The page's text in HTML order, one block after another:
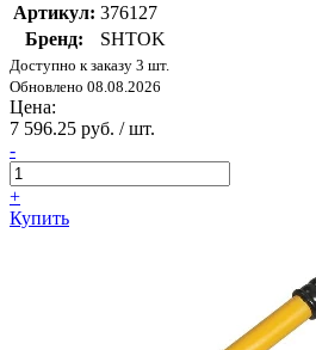
Артикул: 376127
Бренд:
SHTOK
Доступно к заказу 3 шт.
Обновлено 08.08.2026
Цена:
7 596.25 руб. / шт.
-
+
Купить